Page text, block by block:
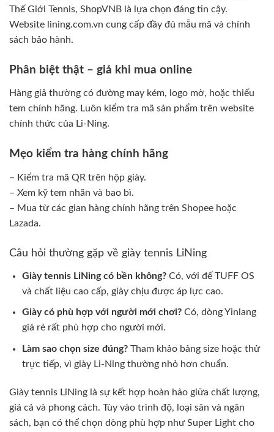
Thế Giới Tennis, ShopVNB là lựa chọn đáng tin cậy.
Website lining.com.vn cung cấp đầy đủ mẫu mã và chính
sách bảo hành.
Phân biệt thật – giả khi mua online
Hàng giả thường có đường may kém, logo mờ, hoặc thiếu
tem chính hãng. Luôn kiểm tra mã sản phẩm trên website
chính thức của Li-Ning.
Mẹo kiểm tra hàng chính hãng
– Kiểm tra mã QR trên hộp giày.
– Xem kỹ tem nhãn và bao bì.
– Mua từ các gian hàng chính hãng trên Shopee hoặc
Lazada.
Câu hỏi thường gặp về giày tennis LiNing
Giày tennis LiNing có bền không?Có, với đế TUFF OS
và chất liệu cao cấp, giày chịu được áp lực cao.
Giày có phù hợp với người mới chơi?Có, dòng Yinlang
giá rẻ rất phù hợp cho người mới.
Làm sao chọn size đúng?Tham khảo bảng size hoặc thử
trực tiếp, vì giày Li-Ning thường nhỏ hơn chuẩn.
Giày tennis LiNing là sự kết hợp hoàn hảo giữa chất lượng,
giá cả và phong cách. Tùy vào trình độ, loại sân và ngân
sách, bạn có thể chọn dòng phù hợp như Super Light cho